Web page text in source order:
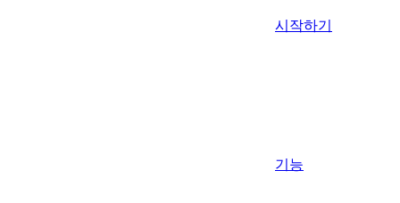
시작하기
기능